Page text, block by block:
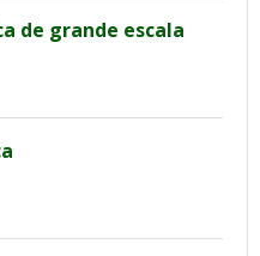
de grande escala